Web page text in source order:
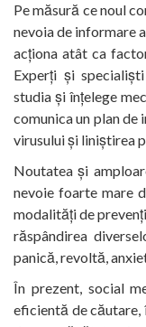
Pe măsură ce noul
nevoia de informare
acționa atât ca
Experți și
studia și înțelege
comunica un plan de
virusului și liniștirea
Noutatea și
nevoie foarte mare
modalități de
răspândirea
panică, revoltă,
În prezent, social
eficientă de